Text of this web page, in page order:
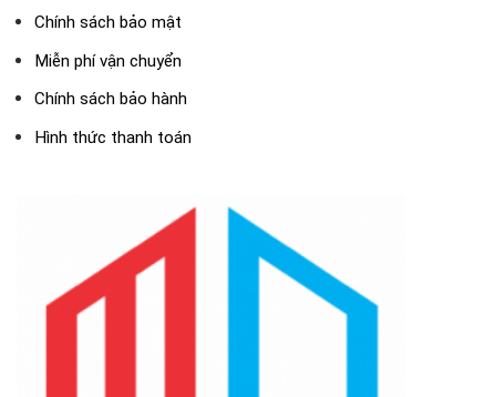
Chính sách bảo mật
Miễn phí vận chuyển
Chính sách bảo hành
Hình thức thanh toán